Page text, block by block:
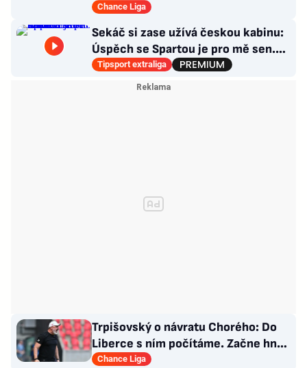
kabině bouřka
Chance Liga
Sekáč si zase užívá českou kabinu:
Úspěch se Spartou je pro mě sen.
Divoká léta ho stála NHL
Tipsport extraliga
Trpišovský o návratu Chorého: Do
Liberce s ním počítáme. Začne hned
od začátku?
Chance Liga